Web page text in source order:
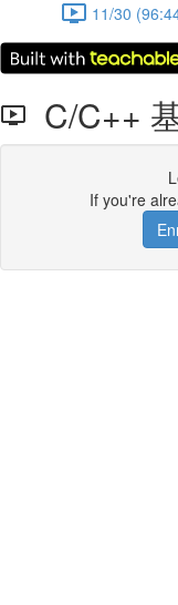
11/30
C/C++
If you're